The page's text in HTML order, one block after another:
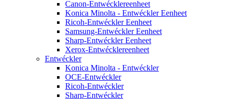
Canon-Entwécklereenheet
Konica Minolta - Entwéckler Eenheet
Ricoh-Entwéckler Eenheet
Samsung-Entwéckler Eenheet
Sharp-Entwéckler Eenheet
Xerox-Entwécklereenheet
Entwéckler
Konica Minolta - Entwéckler
OCE-Entwéckler
Ricoh-Entwéckler
Sharp-Entwéckler